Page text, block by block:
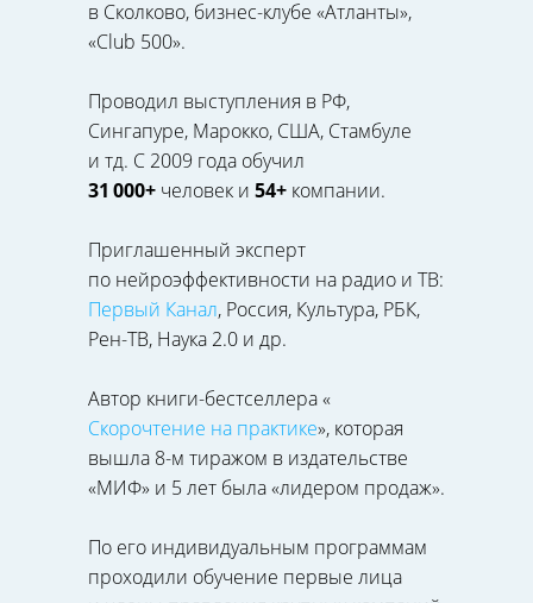
в Сколково, бизнес-клубе «Атланты»,
«Club 500».
Проводил выступления в РФ,
Сингапуре, Марокко, США, Стамбуле
и тд. С 2009 года обучил
31 000+ человек и 54+ компании.
Приглашенный эксперт
по нейроэффективности на радио и ТВ:
Первый Канал, Россия, Культура, РБК,
Рен-ТВ, Наука 2.0 и др.
Автор книги-бестселлера «
Скорочтение на практике», которая
вышла 8-м тиражом в издательстве
«МИФ» и 5 лет была «лидером продаж».
По его индивидуальным программам
проходили обучение первые лица